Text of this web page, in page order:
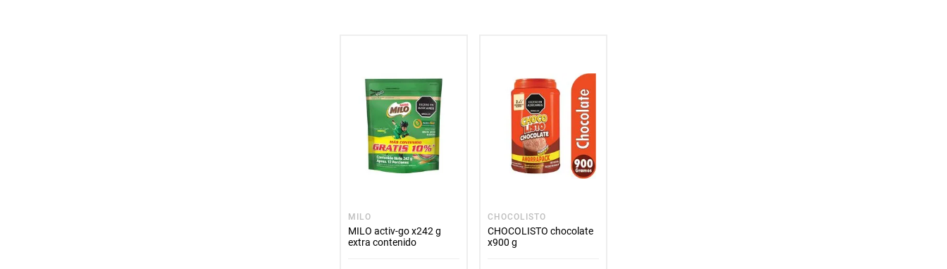
MILO
MILO activ-go x242 g
extra contenido
CHOCOLISTO
CHOCOLISTO chocolate
x900 g